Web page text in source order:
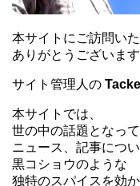
本サイトにご訪問いた
ありがとうございます
サイト管理人の
本サイトでは、
世の中の話題となっ
ニュース、記事につい
黒コショウのような
独特のスパイスを効